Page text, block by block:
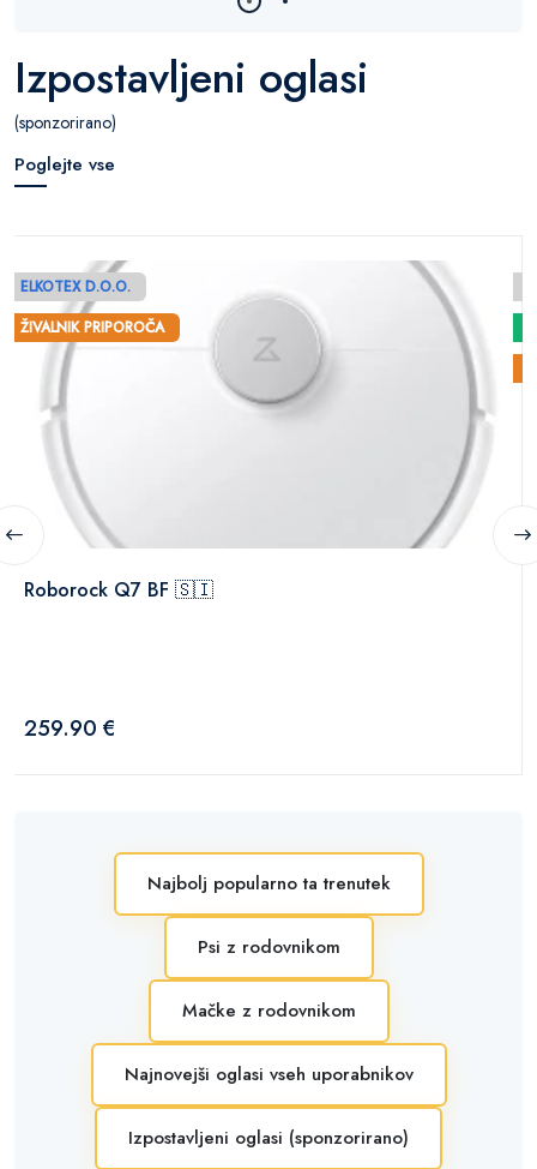
Izpostavljeni oglasi
(sponzorirano)
Poglejte vse
ELKOTEX D.O.O.
ŽIVALNIK PRIPOROČA
Roborock Q7 BF 🇸🇮
259.90 €
Najbolj popularno ta trenutek
Psi z rodovnikom
Mačke z rodovnikom
Najnovejši oglasi vseh uporabnikov
Izpostavljeni oglasi (sponzorirano)